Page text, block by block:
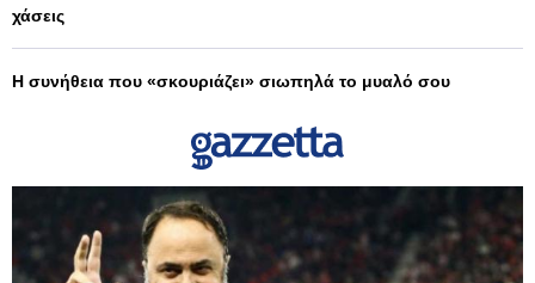
χάσεις
Η συνήθεια που «σκουριάζει» σιωπηλά το μυαλό σου